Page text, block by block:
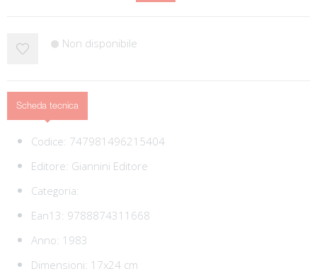
Non disponibile
Scheda tecnica
Codice: 747981496215404
Editore: Giannini Editore
Categoria:
Ean13: 9788874311668
Anno: 1983
Dimensioni: 17x24 cm